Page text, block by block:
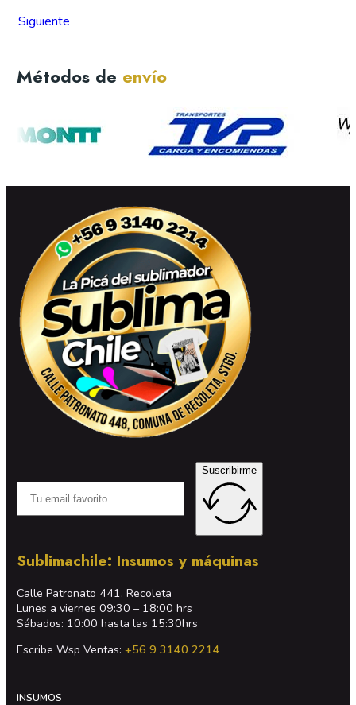
Siguiente
Métodos de envío
Suscribirme
Sublimachile: Insumos y máquinas
Calle Patronato 441, Recoleta
Lunes a viernes 09:30 – 18:00 hrs
Sábados: 10:00 hasta las 15:30hrs
Escribe Wsp Ventas:+56 9 3140 2214
INSUMOS